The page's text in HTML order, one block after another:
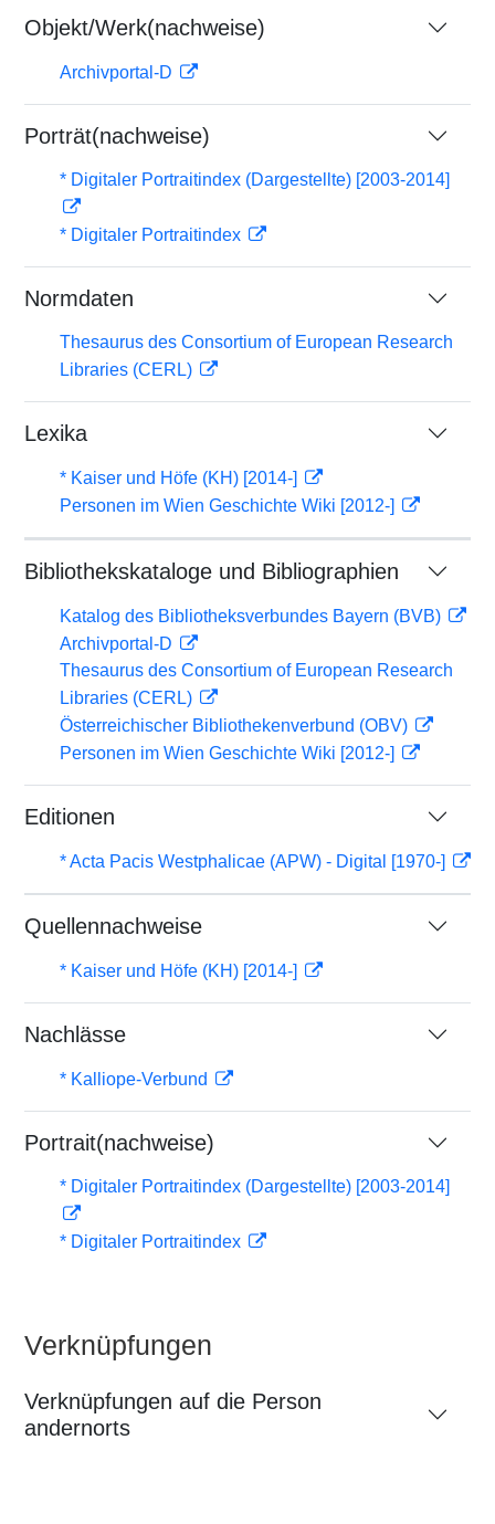
Objekt/Werk(nachweise)
Archivportal-D
Porträt(nachweise)
* Digitaler Portraitindex (Dargestellte) [2003-2014]
* Digitaler Portraitindex
Normdaten
Thesaurus des Consortium of European Research
Libraries (CERL)
Lexika
* Kaiser und Höfe (KH) [2014-]
Personen im Wien Geschichte Wiki [2012-]
Bibliothekskataloge und Bibliographien
Katalog des Bibliotheksverbundes Bayern (BVB)
Archivportal-D
Thesaurus des Consortium of European Research
Libraries (CERL)
Österreichischer Bibliothekenverbund (OBV)
Personen im Wien Geschichte Wiki [2012-]
Editionen
* Acta Pacis Westphalicae (APW) - Digital [1970-]
Quellennachweise
* Kaiser und Höfe (KH) [2014-]
Nachlässe
* Kalliope-Verbund
Portrait(nachweise)
* Digitaler Portraitindex (Dargestellte) [2003-2014]
* Digitaler Portraitindex
Verknüpfungen
Verknüpfungen auf die Person
andernorts